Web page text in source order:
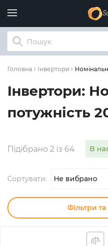
Головна Інвертори
Інвертори:
потужність
Підібрано 2 із 64 В
Сортувати: Не вибрано
Фільтри